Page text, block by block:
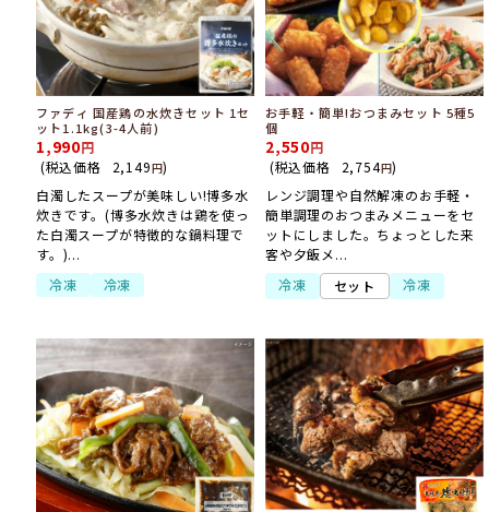
ファディ 国産鶏の水炊きセット 1セ
ット1.1kg(3-4人前)
1,990
(税込価格 2,149円)
白濁したスープが美味しい!博多水
炊きです。(博多水炊きは鶏を使っ
た白濁スープが特徴的な鍋料理で
す。)...
冷凍
冷凍
お手軽・簡単!おつまみセット 5種5
個
2,550
(税込価格 2,754円)
レンジ調理や自然解凍のお手軽・
簡単調理のおつまみメニューをセ
ットにしました。ちょっとした来
客や夕飯メ...
冷凍
セット 冷凍